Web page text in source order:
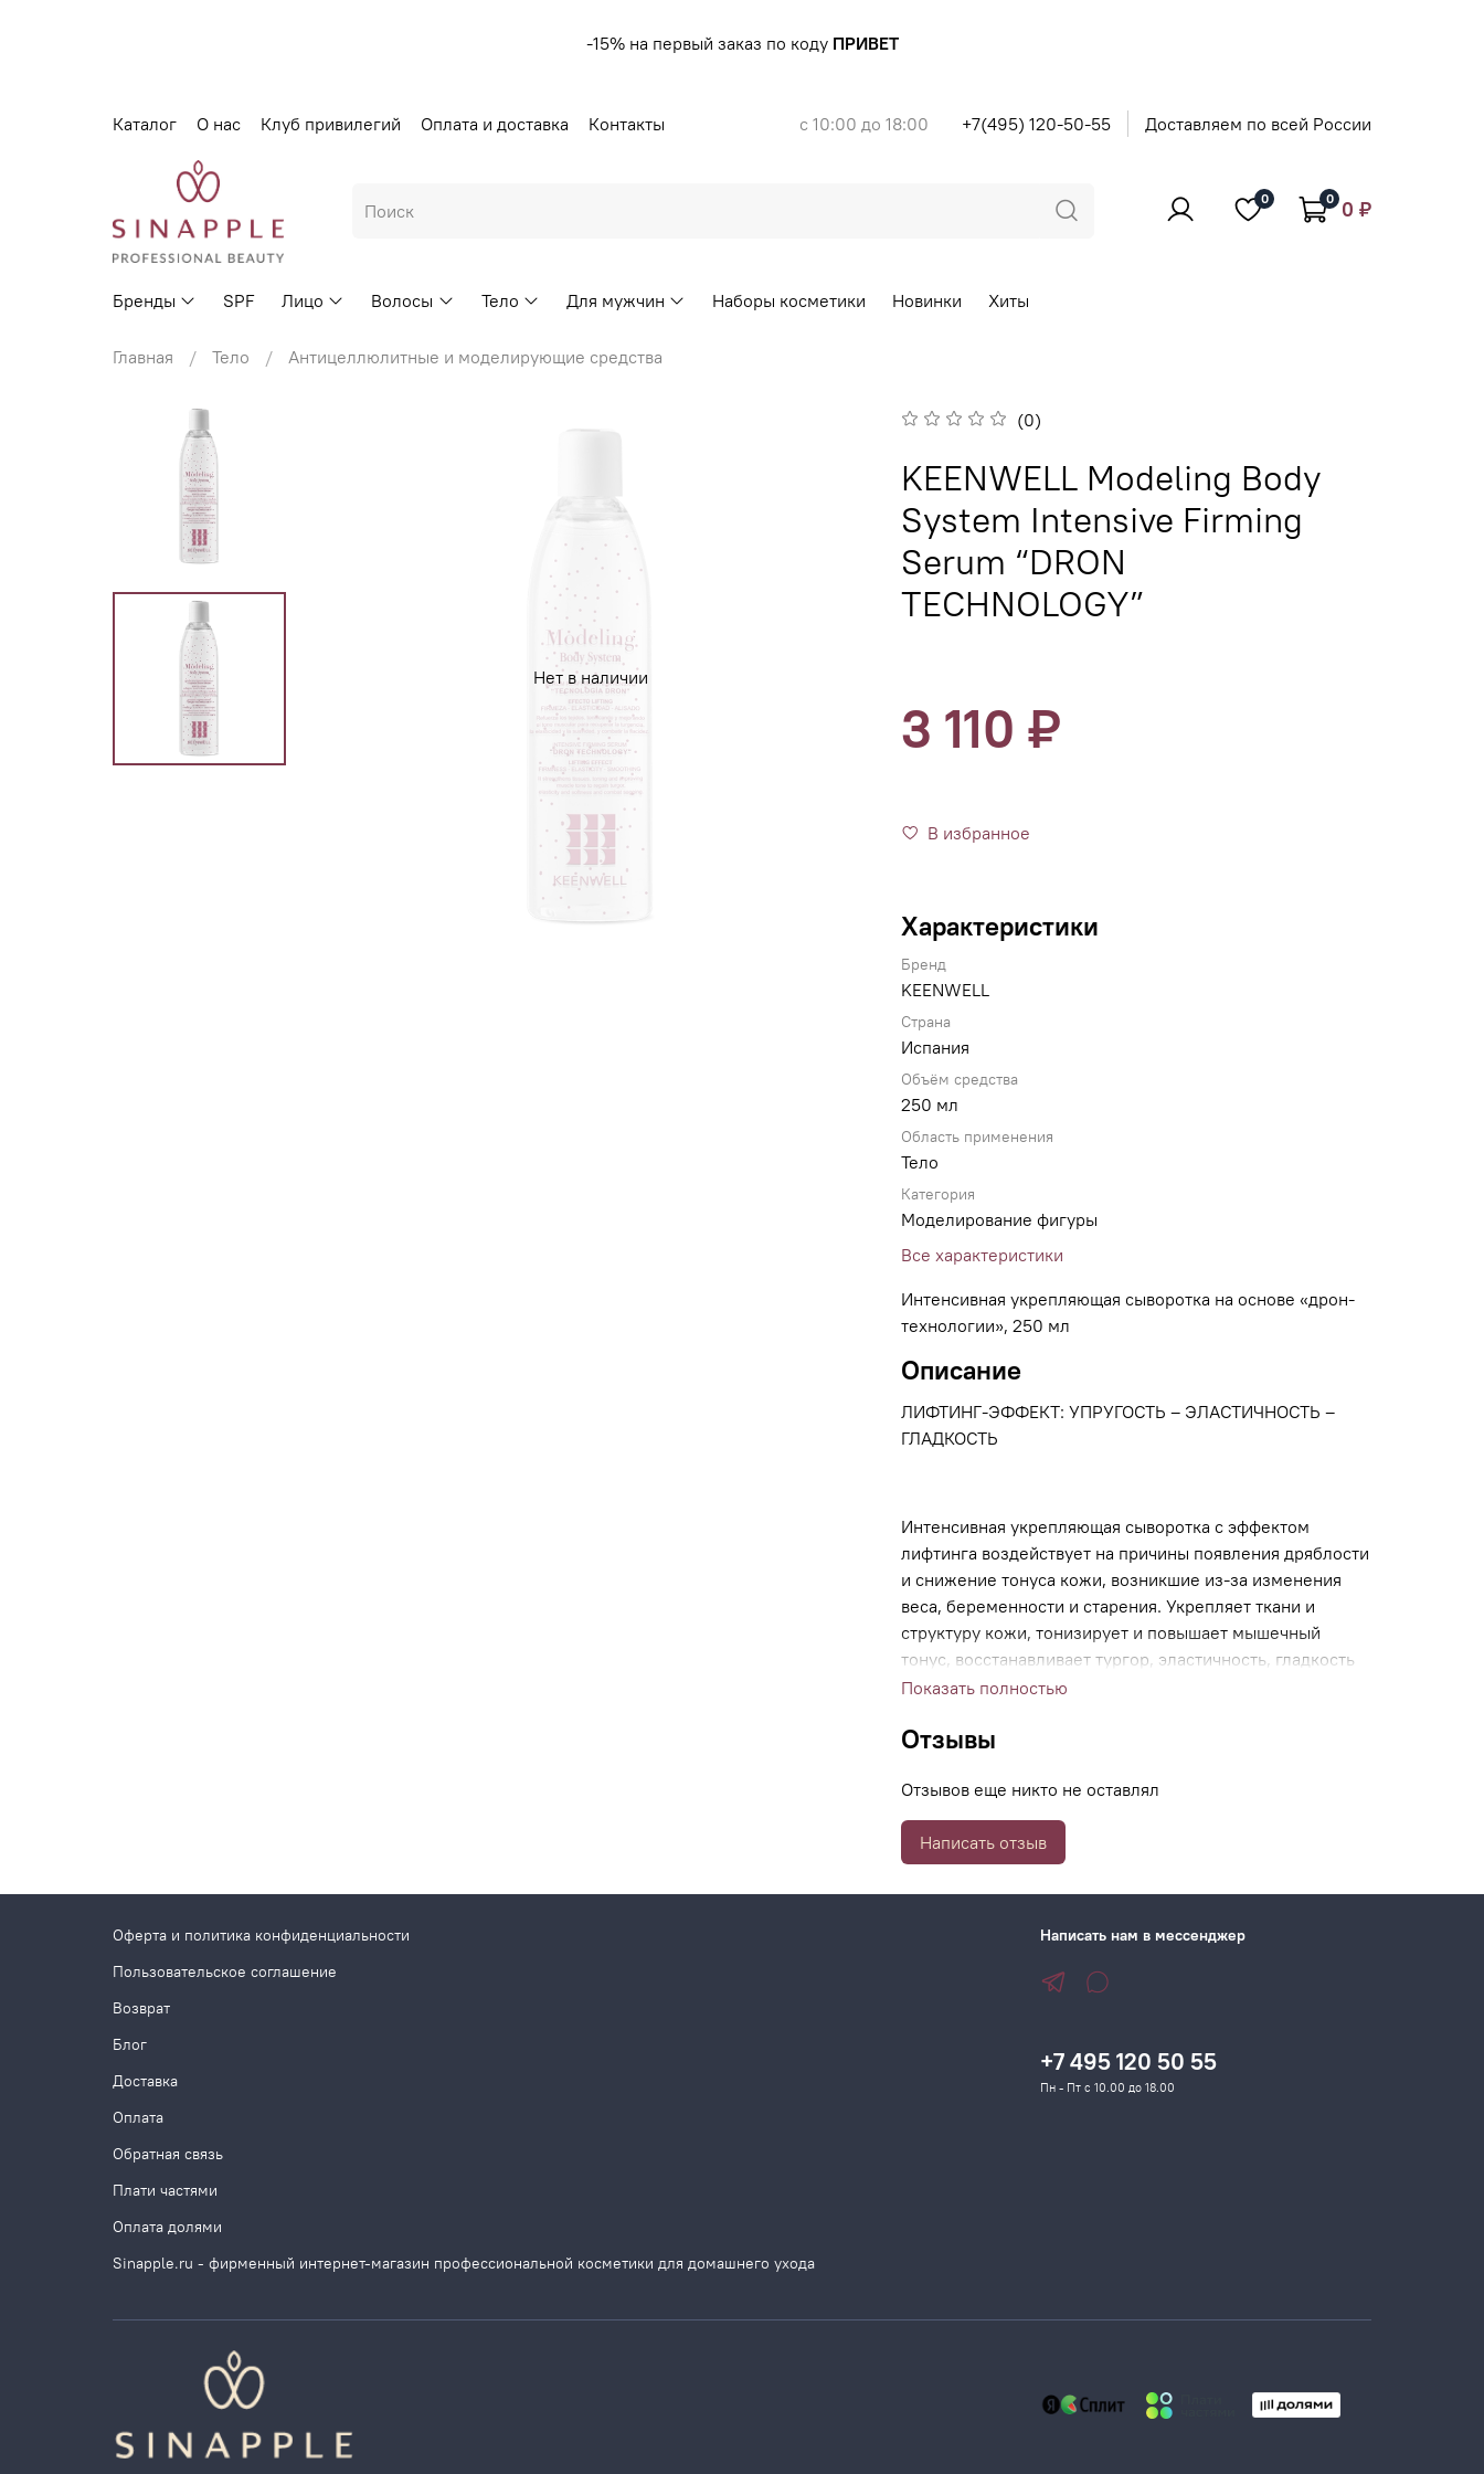
-15% на первый заказ по коду ПРИВЕТ
Каталог О нас Клуб привилегий Оплата и доставка Контакты с 10:00 до 18:00 +7(495) 120-50-55 Доставляем по всей России
0 0 0 ₽
Бренды SPF Лицо Волосы Тело Для мужчин Наборы косметики Новинки Хиты
Главная Тело Антицеллюлитные и моделирующие средства
Нет в наличии
(0)
KEENWELL Modeling Body
System Intensive Firming
Serum “DRON
TECHNOLOGY”
3 110 ₽
В избранное
Характеристики
Бренд
KEENWELL
Страна
Испания
Объём средства
250 мл
Область применения
Тело
Категория
Моделирование фигуры
Все характеристики
Интенсивная укрепляющая сыворотка на основе «дрон-
технологии», 250 мл
Описание
ЛИФТИНГ-ЭФФЕКТ: УПРУГОСТЬ – ЭЛАСТИЧНОСТЬ –
ГЛАДКОСТЬ
Интенсивная укрепляющая сыворотка с эффектом
лифтинга воздействует на причины появления дряблости
и снижение тонуса кожи, возникшие из-за изменения
веса, беременности и старения. Укрепляет ткани и
структуру кожи, тонизирует и повышает мышечный
тонус, восстанавливает тургор, эластичность, гладкость
кожи.
Показать полностью
Отзывы
Отзывов еще никто не оставлял
Написать отзыв
Оферта и политика конфиденциальности
Пользовательское соглашение
Возврат
Блог
Доставка
Оплата
Обратная связь
Плати частями
Оплата долями
Sinapple.ru - фирменный интернет-магазин профессиональной косметики для домашнего ухода
Написать нам в мессенджер
+7 495 120 50 55
Пн - Пт с 10.00 до 18.00